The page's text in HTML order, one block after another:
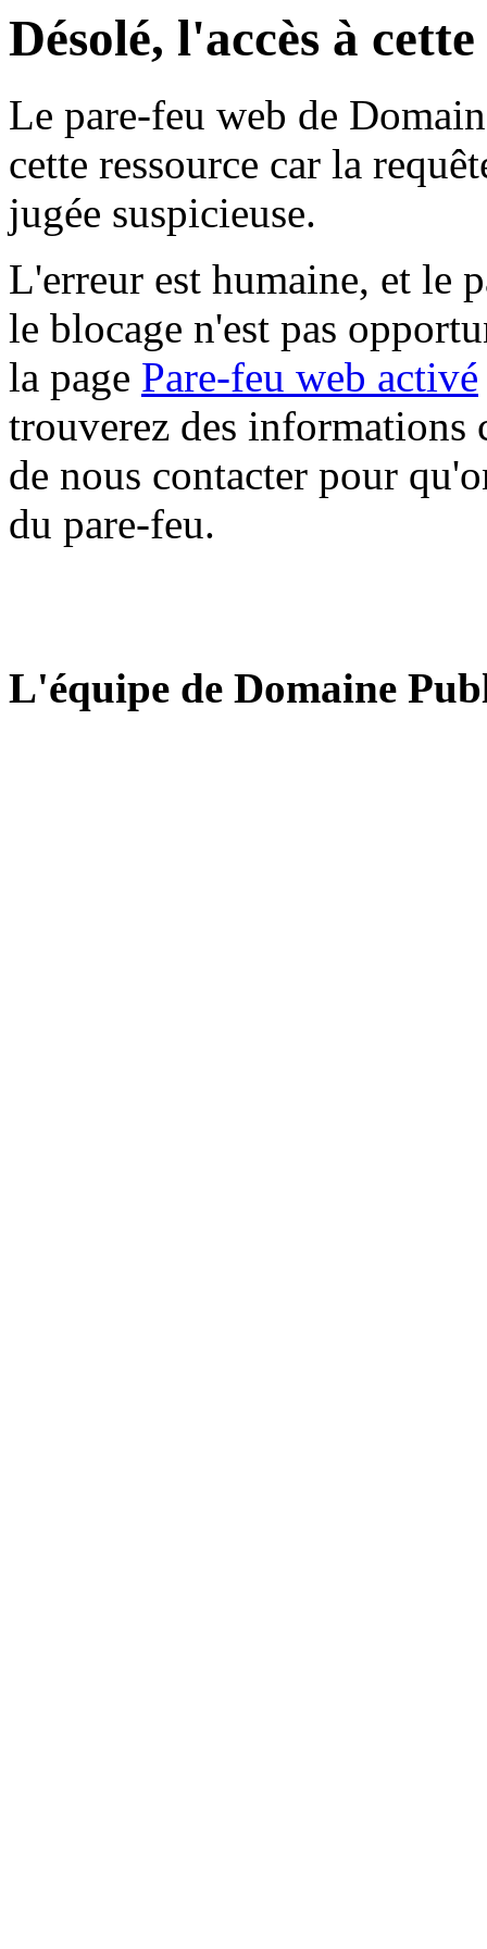
Désolé, l'accès à
Le pare-feu web de
cette ressource car la
jugée suspicieuse.
L'erreur est humaine, et le
le blocage n'est pas
la page Pare-feu web activé
trouverez des informations
de nous contacter pour
du pare-feu.
L'équipe de Domaine